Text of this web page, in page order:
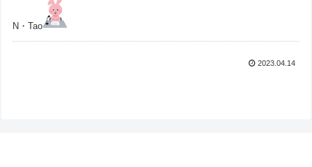
N・Tao
2023.04.14